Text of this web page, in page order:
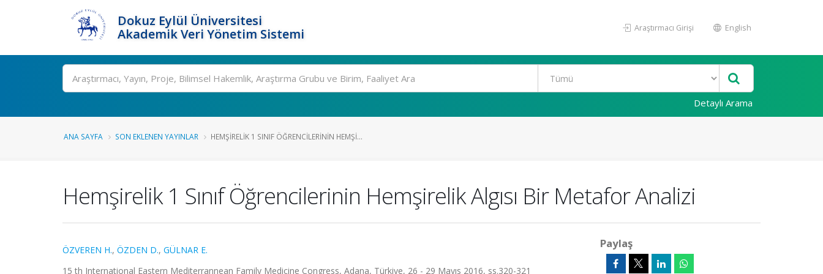
Dokuz Eylül Üniversitesi
Akademik Veri Yönetim Sistemi
Araştırmacı Girişi English
Ara
Detaylı Arama
ANA SAYFA SON EKLENEN YAYINLAR HEMŞIRELIK 1 SINIF ÖĞRENCILERININ HEMŞI...
Hemşirelik 1 Sınıf Öğrencilerinin Hemşirelik Algısı Bir Metafor Analizi
ÖZVEREN H., ÖZDEN D., GÜLNAR E.
15 th International Eastern Mediterrannean Family Medicine Congress, Adana, Türkiye, 26 - 29 Mayıs 2016, ss.320-321
Paylaş